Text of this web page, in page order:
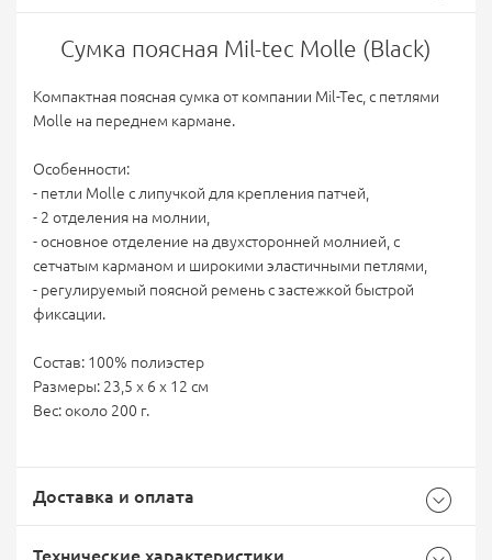
Сумка поясная Mil-tec Molle (Black)
Компактная поясная сумка от компании Mil-Tec, с петлями
Molle на переднем кармане.
Особенности:
- петли Molle с липучкой для крепления патчей,
- 2 отделения на молнии,
- основное отделение на двухсторонней молнией, с
сетчатым карманом и широкими эластичными петлями,
- регулируемый поясной ремень с застежкой быстрой
фиксации.
Состав: 100% полиэстер
Размеры: 23,5 х 6 х 12 см
Вес: около 200 г.
Доставка и оплата
Технические характеристики